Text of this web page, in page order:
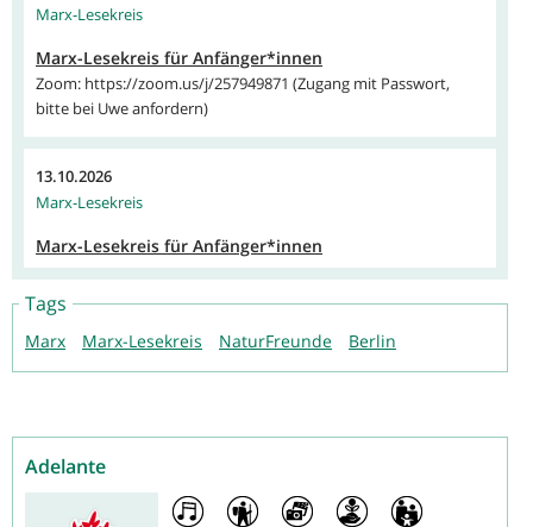
Marx-Lesekreis
Marx-Lesekreis für Anfänger*innen
Zoom: https://zoom.us/j/257949871 (Zugang mit Passwort,
bitte bei Uwe anfordern)
13.10.2026
Marx-Lesekreis
Marx-Lesekreis für Anfänger*innen
Tags
Marx Marx-Lesekreis NaturFreunde Berlin
Adelante